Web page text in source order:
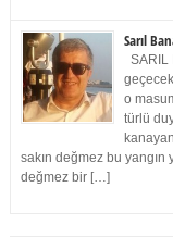
Sarıl
SARIL
o
türlü
sakın değmez bu
değmez bir […]